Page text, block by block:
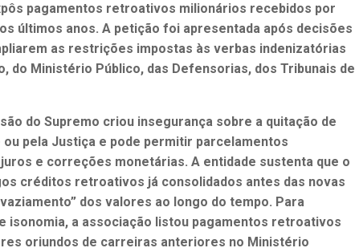
pagamentos retroativos milionários recebidos por
últimos anos. A petição foi apresentada após decisões
as restrições impostas às verbas indenizatórias
do Ministério Público, das Defensorias, dos Tribunais de
do Supremo criou insegurança sobre a quitação de
pela Justiça e pode permitir parcelamentos
e correções monetárias. A entidade sustenta que o
créditos retroativos já consolidados antes das novas
dos valores ao longo do tempo. Para
a associação listou pagamentos retroativos
oriundos de carreiras anteriores no Ministério